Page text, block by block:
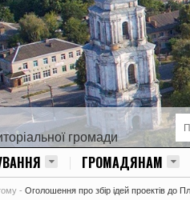
громади
ГРОМАДЯНАМ
- Оголошення про збір ідей проектів до